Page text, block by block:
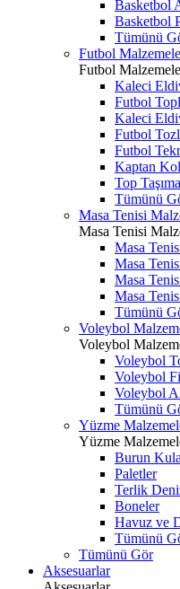
Basketbol
Basketbol
Tümünü
Futbol
Futbol
Kaleci
Futbol
Kaleci
Futbol
Futbol
Kaptan
Top
Tümünü
Masa Tenisi
Masa Tenisi
Masa
Masa
Masa
Masa
Tümünü
Voleybol
Voleybol
Voleybol
Voleybol
Voleybol
Tümünü
Yüzme
Yüzme
Burun
Paletler
Terlik
Boneler
Havuz ve
Tümünü
Tümünü Gör
Aksesuarlar